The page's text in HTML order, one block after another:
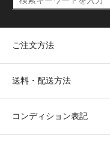
ご注文方法
送料・配送方法
コンディション表記